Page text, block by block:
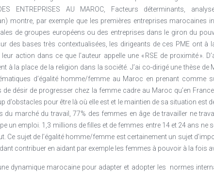
DES ENTREPRISES AU MAROC, Facteurs déterminants,
montre, par exemple que les premières entreprises marocaines
de groupes européens ou des entreprises dans le giron du
des bases très contextualisées, les dirigeants de ces PME ont à
action dans ce que l’auteur appelle une « RSE de proximité ».
à la place de la religion dans la société. J’ai co-dirigé une thèse de
d’égalité homme/femme au Maroc en prenant comme
désir de progresser chez la femme cadre au Maroc qu’en
d’obstacles pour être là où elle est et le maintien de sa situation est
du marché du travail, 77% des femmes en âge de travailler ne
un emploi. 1,3 millions de filles et de femmes entre 14 et 24 ans ne
Ce sujet de l’égalité homme/femme est certainement un sujet
contribuer en aidant par exemple les femmes à pouvoir à la fois
dynamique marocaine pour adapter et adopter les
normes